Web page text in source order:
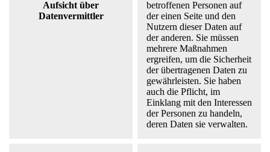
Aufsicht über
Datenvermittler
betroffenen Personen auf
der einen Seite und den
Nutzern dieser Daten auf
der anderen. Sie müssen
mehrere Maßnahmen
ergreifen, um die Sicherheit
der übertragenen Daten zu
gewährleisten. Sie haben
auch die Pflicht, im
Einklang mit den Interessen
der Personen zu handeln,
deren Daten sie verwalten.